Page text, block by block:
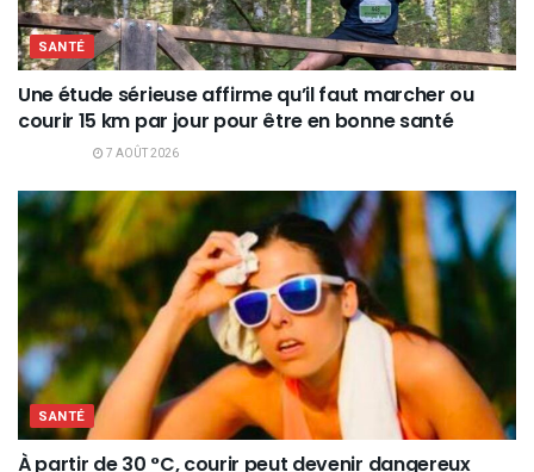
SANTÉ
Une étude sérieuse affirme qu’il faut marcher ou
courir 15 km par jour pour être en bonne santé
7 AOÛT 2026
SANTÉ
À partir de 30 °C, courir peut devenir dangereux